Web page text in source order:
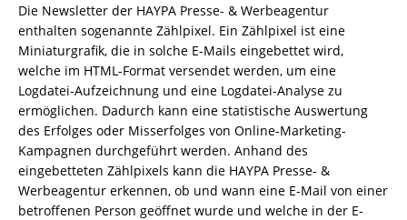
Die Newsletter der HAYPA Presse- & Werbeagentur
enthalten sogenannte Zählpixel. Ein Zählpixel ist eine
Miniaturgrafik, die in solche E-Mails eingebettet wird,
welche im HTML-Format versendet werden, um eine
Logdatei-Aufzeichnung und eine Logdatei-Analyse zu
ermöglichen. Dadurch kann eine statistische Auswertung
des Erfolges oder Misserfolges von Online-Marketing-
Kampagnen durchgeführt werden. Anhand des
eingebetteten Zählpixels kann die HAYPA Presse- &
Werbeagentur erkennen, ob und wann eine E-Mail von einer
betroffenen Person geöffnet wurde und welche in der E-